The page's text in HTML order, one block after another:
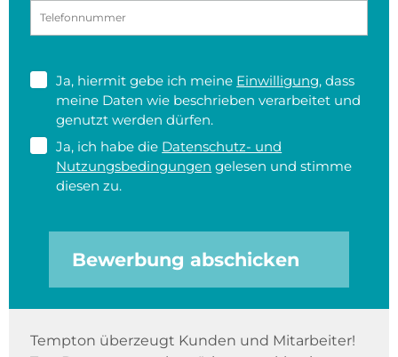
Ja, hiermit gebe ich meine Einwilligung, dass
meine Daten wie beschrieben verarbeitet und
genutzt werden dürfen.
Ja, ich habe die Datenschutz- und
Nutzungsbedingungen gelesen und stimme
diesen zu.
Bewerbung abschicken
Tempton überzeugt Kunden und Mitarbeiter!